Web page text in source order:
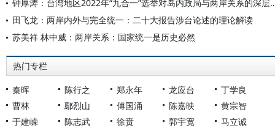
钟厚涛：台湾地区2022年“九
田飞龙：两岸内外与完全统一：二十大报告涉台论述的理论解读
苏美祥 林中威：两岸关系：国家统一是历史必然
热门专栏
秦晖 陈行之 郑永年 龙应台
丁学良
曹林
鄢烈山 傅国涌 陈嘉映
黄宗智
于建嵘
陈志武 徐贲 郭宇宽
马立诚